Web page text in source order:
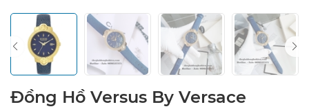
Đồng Hồ Versus By Versace